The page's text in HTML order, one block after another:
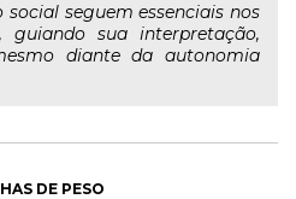
seguem essenciais nos
guiando sua interpretação,
diante da autonomia
DE PESO